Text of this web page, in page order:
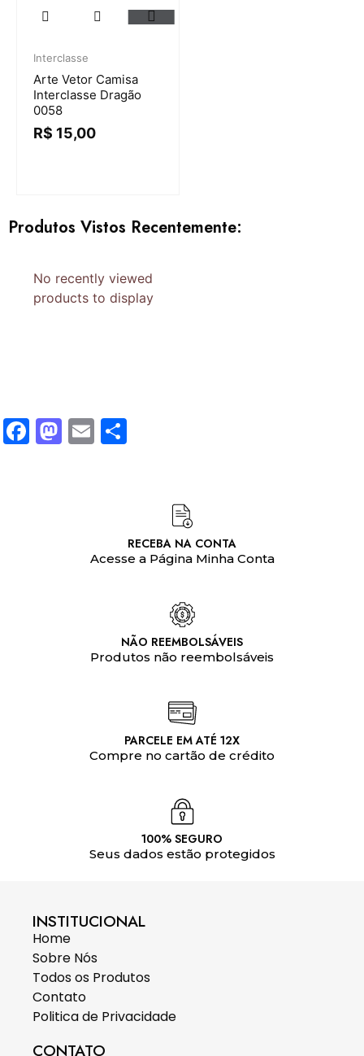
Interclasse
Arte Vetor Camisa
Interclasse Dragão
0058
R$ 15,00
Produtos Vistos Recentemente:
No recently viewed
products to display
Facebook
Mastodon
Email
RECEBA NA CONTA
Acesse a Página Minha Conta
NÃO REEMBOLSÁVEIS
Produtos não reembolsáveis
PARCELE EM ATÉ 12X
Compre no cartão de crédito
100% SEGURO
Seus dados estão protegidos
INSTITUCIONAL
Home
Sobre Nós
Todos os Produtos
Contato
Politica de Privacidade
CONTATO